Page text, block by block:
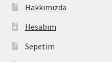
Hakkımızda
Hesabım
Sepetim